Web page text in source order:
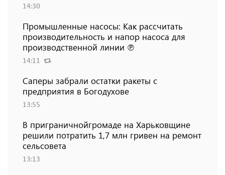
14:30
Промышленные насосы: Как рассчитать
производительность и напор насоса для
производственной линии ℗
14:11
Саперы забрали остатки ракеты с
предприятия в Богодухове
13:55
В приграничнойгромаде на Харьковщине
решили потратить 1,7 млн ​​гривен на ремонт
сельсовета
13:13